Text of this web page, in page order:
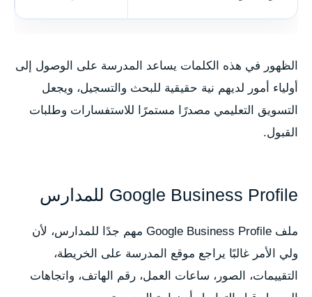
الظهور في هذه الكلمات يساعد المدرسة على الوصول إلى
أولياء أمور لديهم نية حقيقية للبحث والتسجيل، ويجعل
التسويق التعليمي مصدرًا مستمرًا للاستفسارات وطلبات
القبول.
Google Business Profile للمدارس
ملف Google Business Profile مهم جدًا للمدارس، لأن
ولي الأمر غالبًا يراجع موقع المدرسة على الخريطة،
التقييمات، الصور، ساعات العمل، رقم الهاتف، واتجاهات